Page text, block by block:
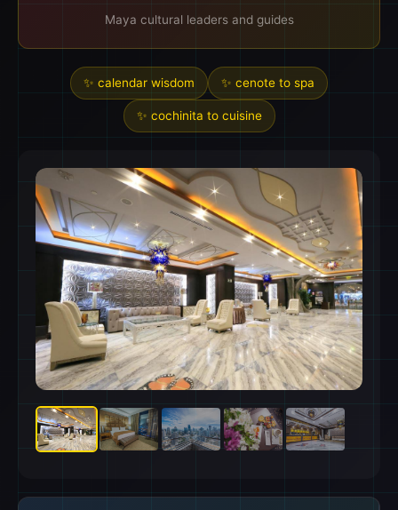
Maya cultural leaders and guides
✨ calendar wisdom ✨ cenote to spa
✨ cochinita to cuisine